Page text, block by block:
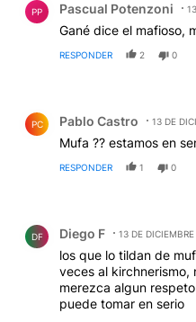
PP Pascual Potenzoni
Gané dice el mafioso,
RESPONDER 2 0
PC Pablo Castro 13 DE
Mufa ?? estamos en
RESPONDER 1 0
DF Diego F 13 DE
los que lo tildan de
veces al
merezca algun
puede tomar en serio